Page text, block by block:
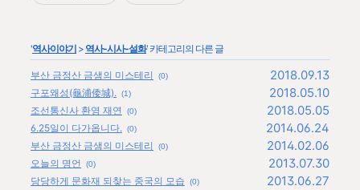
'역사이야기 > 역사-시사-설화' 카테고리의 다른 글
부산 금정산 금샘의 미스테리 (0) 2018.09.13
구포왜성(龜浦倭城). (1) 2018.05.10
조선통신사 환영 재연 (0) 2018.05.05
6.25일이 다가옵니다. (0) 2014.06.24
부산 금정산 금샘의 미스테리 (0) 2014.02.06
오늘의 명언 (0) 2013.07.30
당당하게 문화재 되찾는 중국의 모습 (0) 2013.06.27